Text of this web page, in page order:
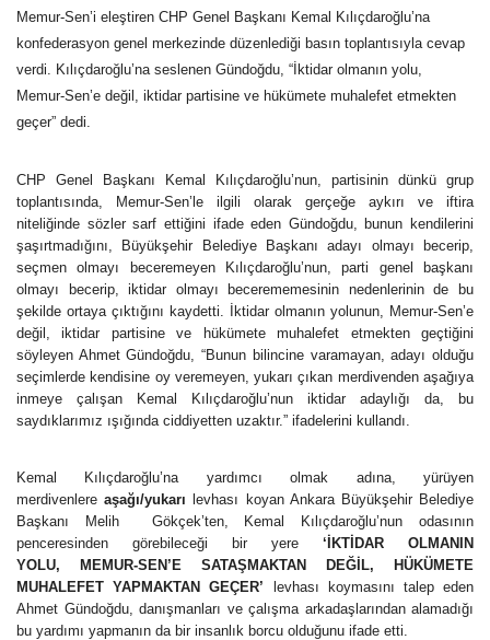
Memur-Sen’i eleştiren CHP Genel Başkanı Kemal Kılıçdaroğlu’na
konfederasyon genel merkezinde düzenlediği basın toplantısıyla cevap
verdi. Kılıçdaroğlu’na seslenen Gündoğdu, “İktidar olmanın yolu,
Memur-Sen’e değil, iktidar partisine ve hükümete muhalefet etmekten
geçer” dedi.
CHP Genel Başkanı Kemal Kılıçdaroğlu’nun, partisinin dünkü grup
toplantısında, Memur-Sen’le ilgili olarak gerçeğe aykırı ve iftira
niteliğinde sözler sarf ettiğini ifade eden Gündoğdu, bunun kendilerini
şaşırtmadığını, Büyükşehir Belediye Başkanı adayı olmayı becerip,
seçmen olmayı beceremeyen Kılıçdaroğlu’nun, parti genel başkanı
olmayı becerip, iktidar olmayı becerememesinin nedenlerinin de bu
şekilde ortaya çıktığını kaydetti. İktidar olmanın yolunun, Memur-Sen’e
değil, iktidar partisine ve hükümete muhalefet etmekten geçtiğini
söyleyen Ahmet Gündoğdu, “Bunun bilincine varamayan, adayı olduğu
seçimlerde kendisine oy veremeyen, yukarı çıkan merdivenden aşağıya
inmeye çalışan Kemal Kılıçdaroğlu’nun iktidar adaylığı da, bu
saydıklarımız ışığında ciddiyetten uzaktır.” ifadelerini kullandı.
Kemal Kılıçdaroğlu’na yardımcı olmak adına, yürüyen
merdivenlere aşağı/yukarı
levhası koyan Ankara Büyükşehir Belediye
Başkanı Melih Gökçek’ten, Kemal Kılıçdaroğlu’nun odasının
penceresinden görebileceği bir yere
‘İKTİDAR OLMANIN
YOLU,
MEMUR-SEN’E SATAŞMAKTAN DEĞİL, HÜKÜMETE
MUHALEFET YAPMAKTAN GEÇER’
levhası koymasını talep eden
Ahmet Gündoğdu, danışmanları ve çalışma arkadaşlarından alamadığı
bu yardımı yapmanın da bir insanlık borcu olduğunu ifade etti.